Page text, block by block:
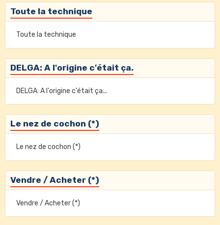
Toute la technique
Toute la technique
DELGA: A l'origine c'était ça.
DELGA: A l'origine c'était ça...
Le nez de cochon (*)
Le nez de cochon (*)
Vendre / Acheter (*)
Vendre / Acheter (*)